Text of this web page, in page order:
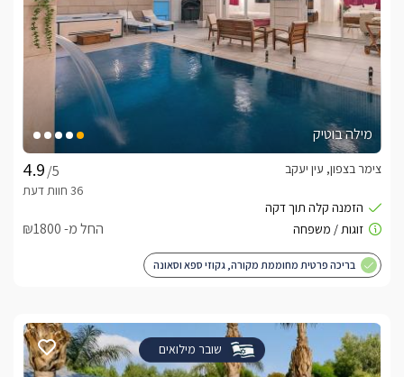
מילה בוטיק
/5
צימר בצפון, עין יעקב
החל מ- ₪1800
בריכה פרטית מחוממת מקורה, גקוזי ספא וסאונה
שובר מילואים